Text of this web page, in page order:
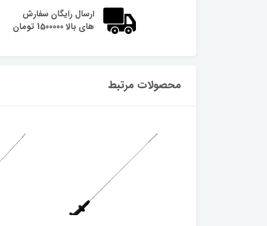
ارسال رایگان سفارش
های بالا 1500000 تومان
محصولات مرتبط